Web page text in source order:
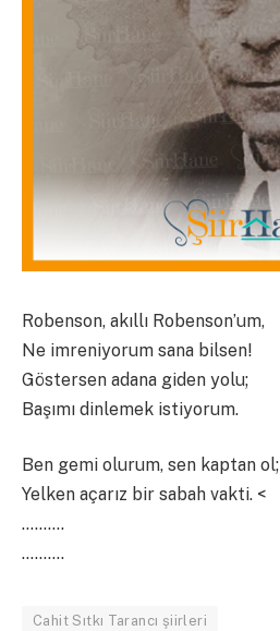
Robenson, akıllı Robenson’um,
Ne imreniyorum sana bilsen!
Göstersen adana giden yolu;
Başımı dinlemek istiyorum.
Ben gemi olurum, sen kaptan ol;
Yelken açarız bir sabah vakti. <
……….
……….
Cahit Sıtkı Tarancı şiirleri